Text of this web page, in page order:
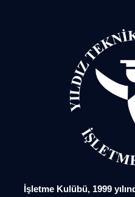
İşletme Kulübü, 1999